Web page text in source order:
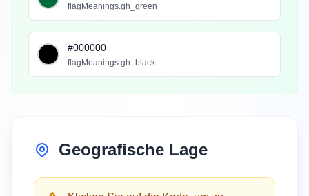
flagMeanings.gh_green
#000000
flagMeanings.gh_black
Geografische Lage